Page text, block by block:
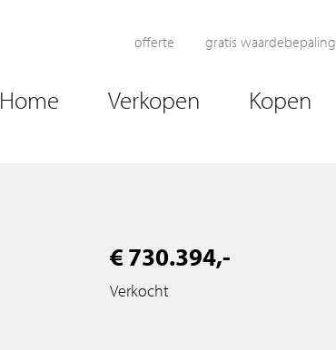
offerte gratis waardebepaling
Home Verkopen Kopen
€ 730.394,-
Verkocht